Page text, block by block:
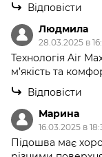
Відповісти
Людмила
28.03.2025 в
Технологія Air
м’якість та
Відповісти
Марина
16.03.2025 в
Підошва має